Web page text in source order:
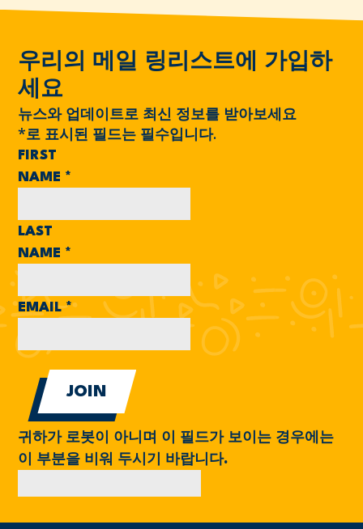
우리의 메일 링리스트에 가입하
세요
뉴스와 업데이트로 최신 정보를 받아보세요
*로 표시된 필드는 필수입니다.
FIRST
NAME *
LAST
NAME *
EMAIL*
귀하가 로봇이 아니며 이 필드가 보이는 경우에는
이 부분을 비워 두시기 바랍니다.